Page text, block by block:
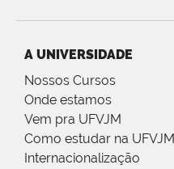
A UNIVERSIDADE
Nossos Cursos
Onde estamos
Vem pra UFVJM
Como estudar na UFVJM
Internacionalização